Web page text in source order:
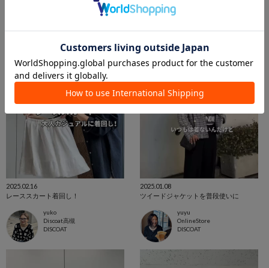
この商品を紹介したパルクロPLAY
2025.02.16
レーススカート着回し！
yuko
Discoat高槻
DISCOAT
2025.01.08
ツイードジャケットを普段使いに
yuyu
OnlineStore
DISCOAT